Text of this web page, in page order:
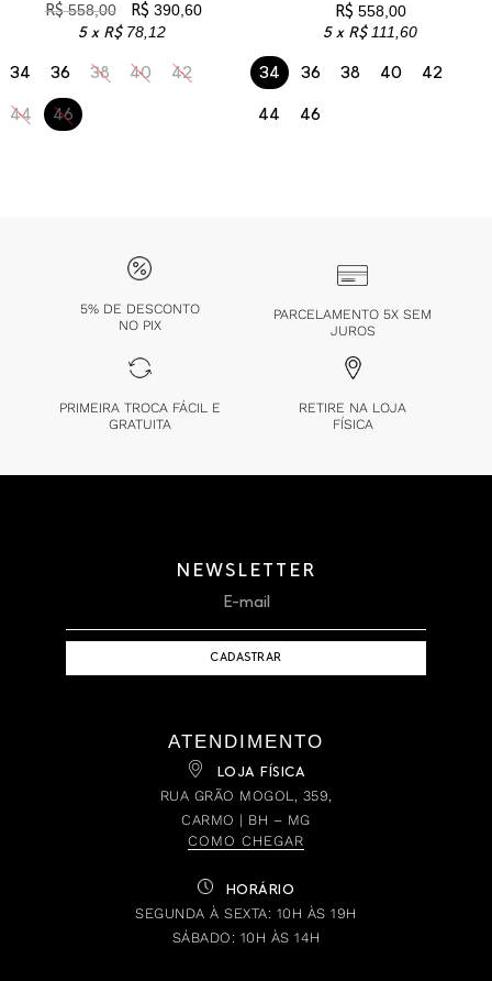
R$558,00 R$ 390,60
5 x R$78,12
34 36 38 40 42
44 46
R$ 558,00
5 x R$111,60
34 36 38 40 42
44 46
5% DE DESCONTO
NO PIX
PARCELAMENTO 5X SEM
JUROS
PRIMEIRA TROCA FÁCIL E
GRATUITA
RETIRE NA LOJA
FÍSICA
NEWSLETTER
CADASTRAR
ATENDIMENTO
LOJA FÍSICA
RUA GRÃO MOGOL, 359,
CARMO | BH – MG
COMO CHEGAR
HORÁRIO
SEGUNDA À SEXTA: 10H ÀS 19H
SÁBADO: 10H ÀS 14H